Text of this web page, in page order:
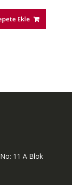
Ekle
11 A Blok